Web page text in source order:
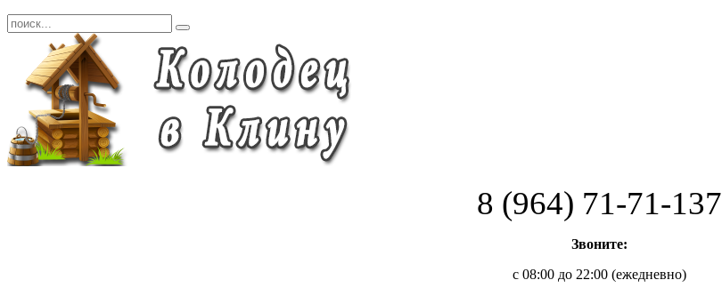
8 (964) 71-71-137
Звоните:
с 08:00 до 22:00 (ежедневно)